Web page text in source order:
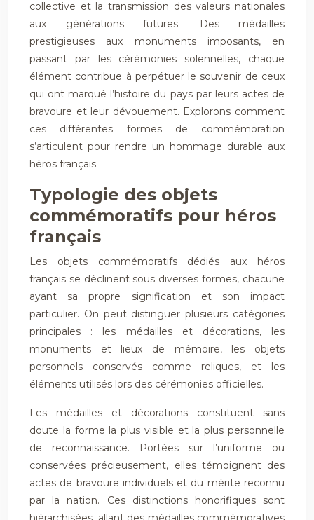
collective et la transmission des valeurs nationales
aux générations futures. Des médailles
prestigieuses aux monuments imposants, en
passant par les cérémonies solennelles, chaque
élément contribue à perpétuer le souvenir de ceux
qui ont marqué l’histoire du pays par leurs actes de
bravoure et leur dévouement. Explorons comment
ces différentes formes de commémoration
s’articulent pour rendre un hommage durable aux
héros français.
Typologie des objets
commémoratifs pour héros
français
Les objets commémoratifs dédiés aux héros
français se déclinent sous diverses formes, chacune
ayant sa propre signification et son impact
particulier. On peut distinguer plusieurs catégories
principales : les médailles et décorations, les
monuments et lieux de mémoire, les objets
personnels conservés comme reliques, et les
éléments utilisés lors des cérémonies officielles.
Les médailles et décorations constituent sans
doute la forme la plus visible et la plus personnelle
de reconnaissance. Portées sur l’uniforme ou
conservées précieusement, elles témoignent des
actes de bravoure individuels et du mérite reconnu
par la nation. Ces distinctions honorifiques sont